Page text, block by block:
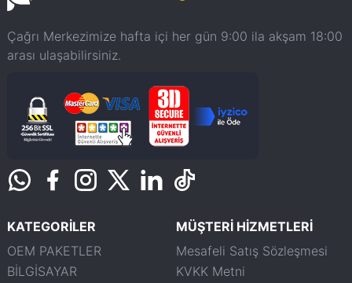
Çağrı Merkezimize hafta içi her gün 9:00 ila akşam 18:00
arası ulaşabilirsiniz.
KATEGORİLER
OEM PAKETLER
BİLGİSAYAR
MÜŞTERİ HİZMETLERİ
Mesafeli Satış Sözleşmesi
KVKK Metni